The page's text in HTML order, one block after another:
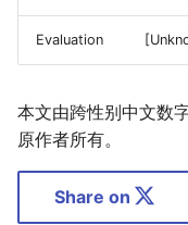
Evaluation
本文由跨性别中文数
原作者所有。
Share on